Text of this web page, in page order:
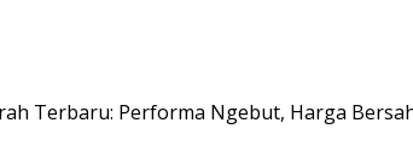
Terbaru: Performa Ngebut, Harga